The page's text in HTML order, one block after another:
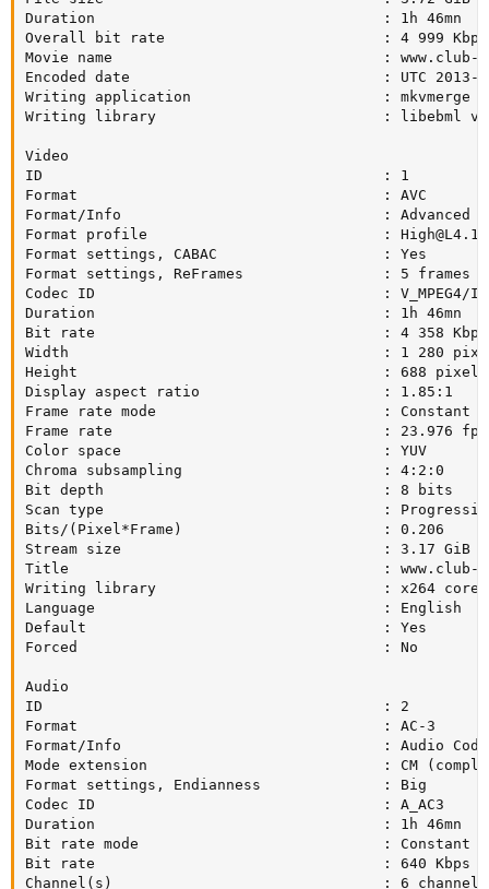
Duration                                 : 1h 46mn
Overall bit rate                         : 4 999 Kbps
Movie name                               : www.club-
Encoded date                             : UTC 2013-
Writing application                      : mkvmerge
Writing library                          : libebml
Video
ID                                       : 1
Format                                   : AVC
Format/Info                              : Advanced
Format profile                           : High@L4.1
Format settings, CABAC                   : Yes
Format settings, ReFrames                : 5 frames
Codec ID                                 : V_MPEG4/
Duration                                 : 1h 46mn
Bit rate                                 : 4 358 Kbps
Width                                    : 1 280
Height                                   : 688 pixels
Display aspect ratio                     : 1.85:1
Frame rate mode                          : Constant
Frame rate                               : 23.976 fps
Color space                              : YUV
Chroma subsampling                       : 4:2:0
Bit depth                                : 8 bits
Scan type                                :
Bits/(Pixel*Frame)                       : 0.206
Stream size                              : 3.17 GiB
Title                                    : www.club-
Writing library                          : x264 core 140
Language                                 : English
Default                                  : Yes
Forced                                   : No
Audio
ID                                       : 2
Format                                   : AC-3
Format/Info                              : Audio
Mode extension                           : CM
Format settings, Endianness              : Big
Codec ID                                 : A_AC3
Duration                                 : 1h 46mn
Bit rate mode                            : Constant
Bit rate                                 : 640 Kbps
Channel(s)                               : 6 channels